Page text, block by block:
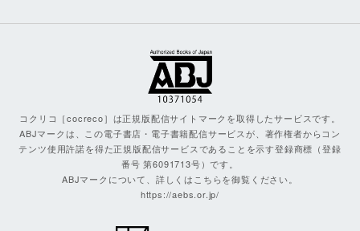
コクリコ［cocreco］は正規版配信サイトマークを取得したサービスです。
ABJマークは、この電子書店・電子書籍配信サービスが、著作権者からコン
テンツ使用許諾を得た正規版配信サービスであることを示す登録商標（登録
番号 第6091713号）です。
ABJマークについて、詳しくはこちらを御覧ください。
https://aebs.or.jp/